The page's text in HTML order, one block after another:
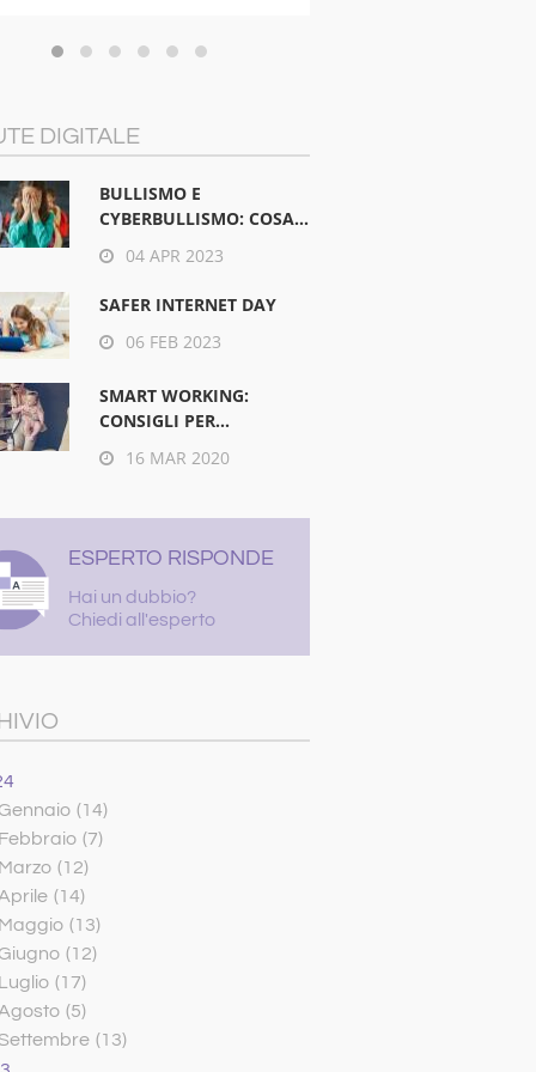
DIGITALE
BULLISMO E
CYBERBULLISMO: COSA...
04 APR 2023
SAFER INTERNET DAY
06 FEB 2023
SMART WORKING:
CONSIGLI PER...
16 MAR 2020
ESPERTO RISPONDE
Hai un dubbio?
Chiedi all'esperto
(14)
Febbraio (7)
Marzo (12)
(14)
Maggio (13)
(12)
Luglio (17)
(5)
(13)